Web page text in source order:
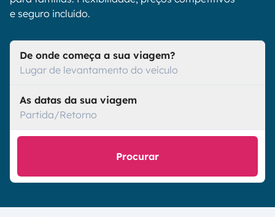
e seguro incluído.
De onde começa a sua viagem?
Lugar de levantamento do veículo
As datas da sua viagem
Partida/Retorno
Procurar